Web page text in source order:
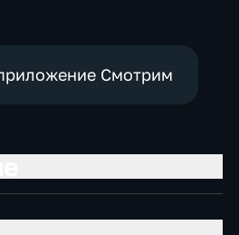
Смотрим